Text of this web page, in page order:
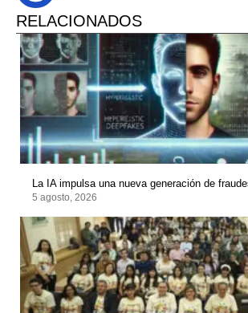
RELACIONADOS
La IA impulsa una nueva generación de
5 agosto, 2026